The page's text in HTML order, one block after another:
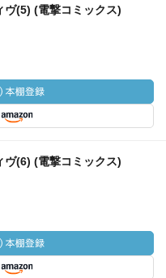
ヴ(5) (電撃コミックス)
ヴ(6) (電撃コミックス)